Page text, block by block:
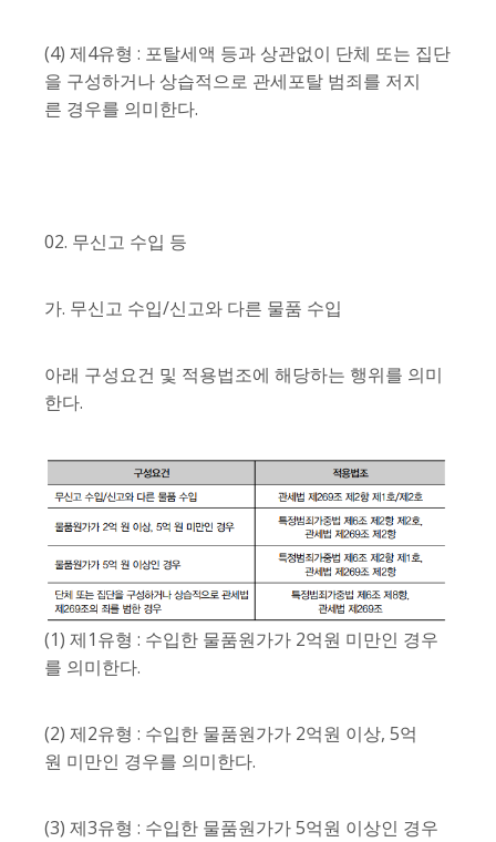
(4) 제4유형 : 포탈세액 등과 상관없이 단체 또는 집단
을 구성하거나 상습적으로 관세포탈 범죄를 저지
른 경우를 의미한다.
02. 무신고 수입 등
가. 무신고 수입/신고와 다른 물품 수입
아래 구성요건 및 적용법조에 해당하는 행위를 의미
한다.
(1) 제1유형 : 수입한 물품원가가 2억원 미만인 경우
를 의미한다.
(2) 제2유형 : 수입한 물품원가가 2억원 이상, 5억
원 미만인 경우를 의미한다.
(3) 제3유형 : 수입한 물품원가가 5억원 이상인 경우